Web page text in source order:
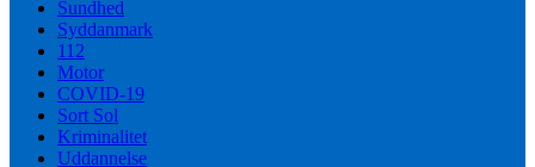
Sundhed
Syddanmark
112
Motor
COVID-19
Sort Sol
Kriminalitet
Uddannelse